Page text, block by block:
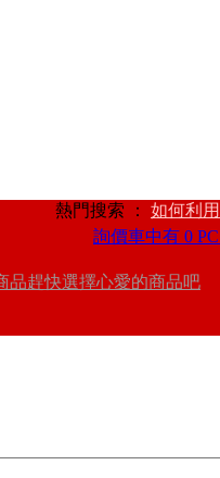
熱門搜索 ： 如何利
詢價車中有 0
品趕快選擇心愛的商品吧